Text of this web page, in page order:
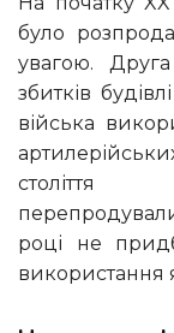
було
увагою. Друга
збитків
війська
століття
році не
використання